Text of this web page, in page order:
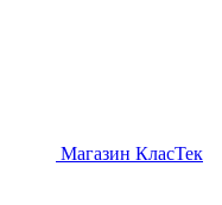
Магазин КласТек